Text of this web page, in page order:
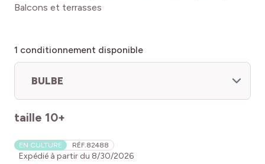
Balcons et terrasses
1 conditionnement disponible
BULBE
taille 10+
EN CULTURE RÉF.82488
Expédié à partir du 8/30/2026